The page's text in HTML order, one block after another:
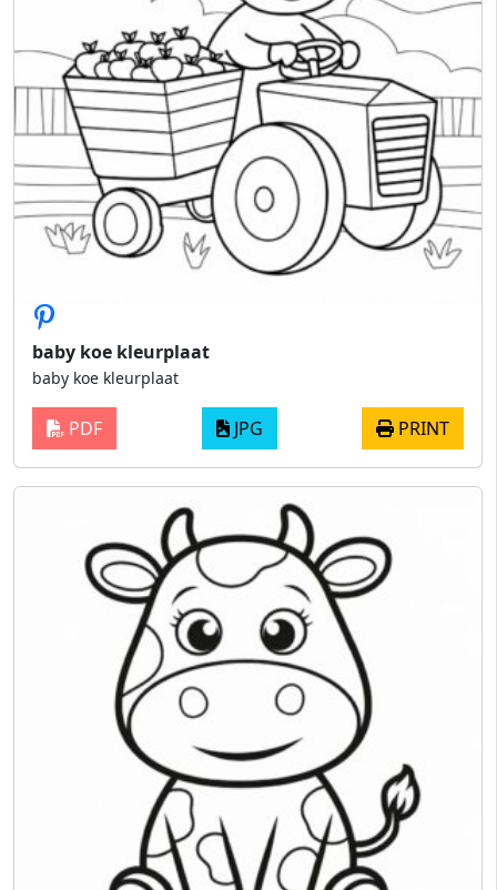
baby koe kleurplaat
baby koe kleurplaat
PDF JPG PRINT